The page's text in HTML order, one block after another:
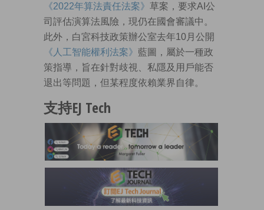
《2022年算法責任法案》 草案，要求AI公
司評估演算法風險，現仍在國會審議中。
此外，白宮科技政策辦公室去年10月公開
《人工智能權利法案》 藍圖，屬於一種政
策指導，旨在針對歧視、私隱及用戶能否
退出等問題，但某程度依賴業界自律。
支持EJ Tech